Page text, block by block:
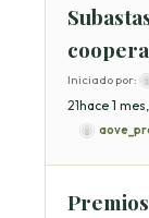
Iniciado por:
21hace 1